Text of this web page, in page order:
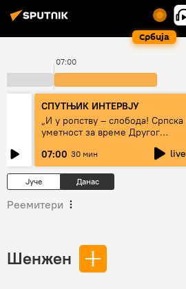
Србија
07:00
СПУТЊИК ИНТЕРВЈУ
„И у ропству – слобода! Српска
уметност за време Другог
07:00 30 мин live
Јуче Данас
Реемитери
Шенжен